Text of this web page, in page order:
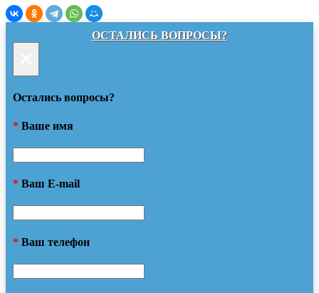
ОСТАЛИСЬ ВОПРОСЫ?
Остались вопросы?
* Ваше имя
* Ваш E-mail
* Ваш телефон